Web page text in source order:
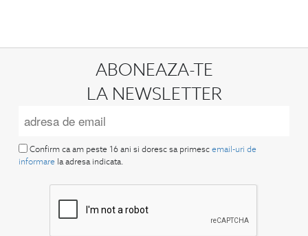
ABONEAZA-TE
LA NEWSLETTER
Confirm ca am peste 16 ani si doresc sa primesc email-uri de
informare la adresa indicata.